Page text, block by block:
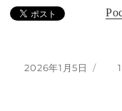
投
2026年1月5日